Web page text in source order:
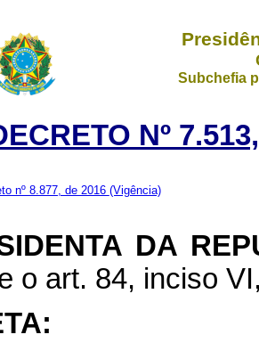
Subchefia
Nº
nº 8.877, de 2016 (Vigência)
DA
o art. 84, inciso